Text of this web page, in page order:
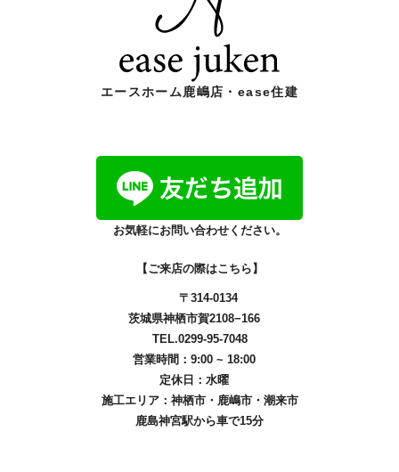
エースホーム鹿嶋店・ease住建
お気軽にお問い合わせください。
【ご来店の際はこちら】
〒314-0134
茨城県神栖市賀2108−166
TEL.0299-95-7048
営業時間：9:00 ~ 18:00
定休日：水曜
施工エリア： 神栖市・ 鹿嶋市・ 潮来市
鹿島神宮駅から車で15分